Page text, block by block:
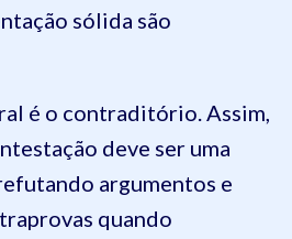
sólida são
é o contraditório. Assim,
deve ser uma
argumentos e
quando